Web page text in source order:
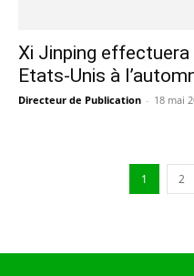
Xi Jinping effectuera
Etats-Unis à
Directeur de Publication - 18 mai
1 2